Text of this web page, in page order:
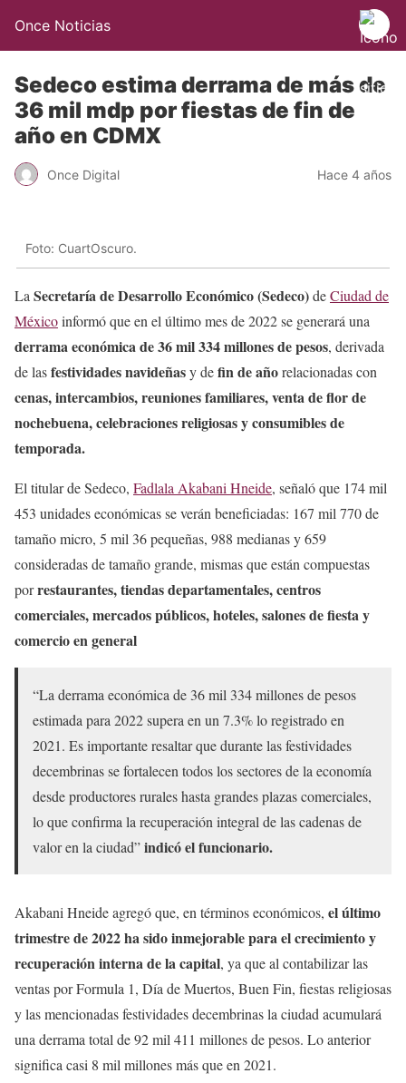
Once Noticias
Sedeco estima derrama de más de
36 mil mdp por fiestas de fin de
año en CDMX
Once Digital Hace 4 años
Foto: CuartOscuro.
La Secretaría de Desarrollo Económico (Sedeco)deCiudad de
Méxicoinformó que en el último mes de 2022 se generará una
derrama económica de 36 mil 334 millones de pesos, derivada
de lasfestividades navideñasy defin de añorelacionadas con
cenas, intercambios, reuniones familiares, venta de flor de
nochebuena, celebraciones religiosas y consumibles de
temporada.
El titular de Sedeco, Fadlala Akabani Hneide, señaló que 174 mil
453 unidades económicas se verán beneficiadas: 167 mil 770 de
tamaño micro, 5 mil 36 pequeñas, 988 medianas y 659
consideradas de tamaño grande, mismas que están compuestas
porrestaurantes, tiendas departamentales, centros
comerciales, mercados públicos, hoteles, salones de fiesta y
comercio en general
“La derrama económica de 36 mil 334 millones de pesos
estimada para 2022 supera en un 7.3% lo registrado en
2021. Es importante resaltar que durante las festividades
decembrinas se fortalecen todos los sectores de la economía
desde productores rurales hasta grandes plazas comerciales,
lo que confirma la recuperación integral de las cadenas de
valor en la ciudad”indicó el funcionario.
Akabani Hneide agregó que, en términos económicos, el último
trimestre de 2022 ha sido inmejorable para el crecimiento y
recuperación interna de la capital, ya que al contabilizar las
ventas por Formula 1, Día de Muertos, Buen Fin, fiestas religiosas
y las mencionadas festividades decembrinas la ciudad acumulará
una derrama total de 92 mil 411 millones de pesos. Lo anterior
significa casi 8 mil millones más que en 2021.